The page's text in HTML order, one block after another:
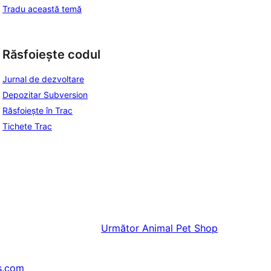
Tradu această temă
Răsfoiește codul
Jurnal de dezvoltare
Depozitar Subversion
Răsfoiește în Trac
Tichete Trac
Următor Animal Pet Shop